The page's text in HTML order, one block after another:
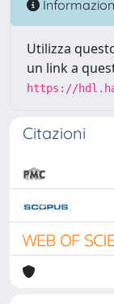
Utilizza
un link a
https://
Citazioni